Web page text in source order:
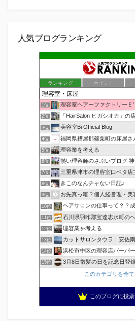
人気ブログランキング
ランキング ポイント
1位 理容室ヘアーファクトリーＥ
2位 「HairSalon ヒガシオカ」の
3位 美容室Bi Official Blog
4位 福岡県糟屋郡篠栗町の床屋さん ヘアー
5位 理容業を考える
6位 熱い理容師のさぶいブログ
7位 三重県津市の理容室口ベタ店主
8位 きこのなんチャない日記♪
9位 お先真っ暗？個人経営理・美
10位 ヘアサロンの仕事って？？
11位 石川県羽咋郡宝達志水町のヘアー
12位 理容業を考える
13位 カットサロンタウラ｜安佐南区
14位 浜松市中区の理容店バーバ
15位
3月8日散髪の日を記念日登
このカテゴリを全
このブログに投